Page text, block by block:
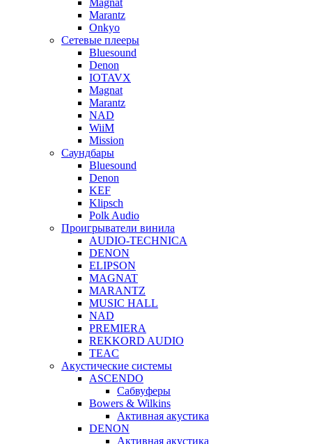
Magnat
Marantz
Onkyo
Сетевые плееры
Bluesound
Denon
IOTAVX
Magnat
Marantz
NAD
WiiM
Mission
Саундбары
Bluesound
Denon
KEF
Klipsch
Polk Audio
Проигрыватели винила
AUDIO-TECHNICA
DENON
ELIPSON
MAGNAT
MARANTZ
MUSIC HALL
NAD
PREMIERA
REKKORD AUDIO
TEAC
Акустические системы
ASCENDO
Сабвуферы
Bowers & Wilkins
Активная акустика
DENON
Активная акустика